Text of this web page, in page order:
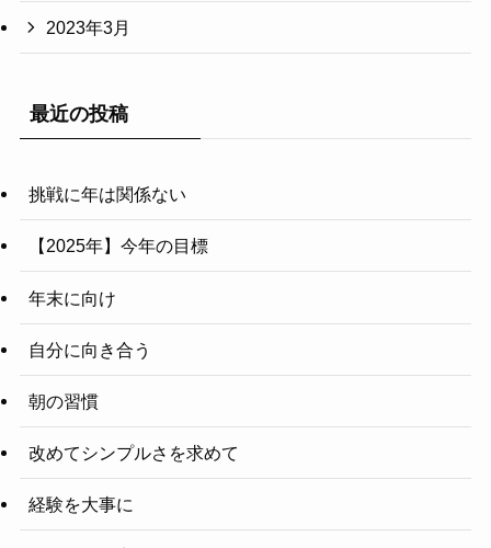
2023年3月
最近の投稿
挑戦に年は関係ない
【2025年】今年の目標
年末に向け
自分に向き合う
朝の習慣
改めてシンプルさを求めて
経験を大事に